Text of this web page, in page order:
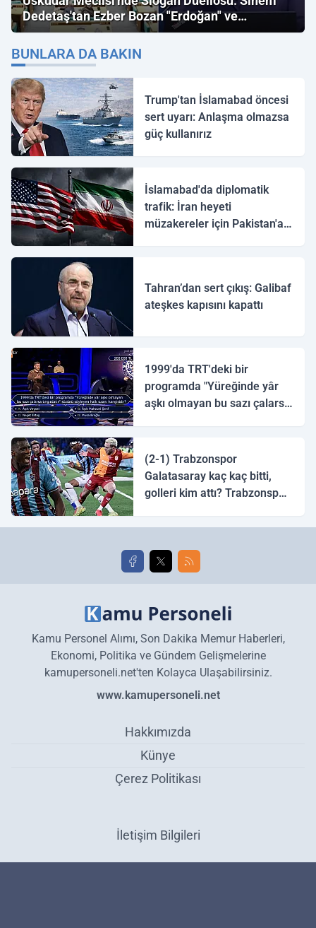
Dedetaş'tan Ezber Bozan "Erdoğan" ve
"İmamoğlu" Çıkışı!
BUNLARA DA BAKIN
Trump'tan İslamabad öncesi
sert uyarı: Anlaşma olmazsa
güç kullanırız
İslamabad'da diplomatik
trafik: İran heyeti
müzakereler için Pakistan'a
Tahran’dan sert çıkış: Galibaf
ateşkes kapısını kapattı
1999'da TRT'deki bir
programda "Yüreğinde yâr
aşkı olmayan bu sazı çalarsa
(2-1) Trabzonspor
Galatasaray kaç kaç bitti,
golleri kim attı? Trabzonspor
golleri!
Kamu Personel Alımı, Son Dakika Memur Haberleri,
Ekonomi, Politika ve Gündem Gelişmelerine
kamupersoneli.net'ten Kolayca Ulaşabilirsiniz.
www.kamupersoneli.net
Hakkımızda
Künye
Çerez Politikası
İletişim Bilgileri